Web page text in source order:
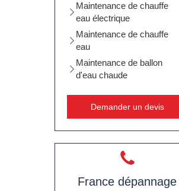
Maintenance de chauffe
eau électrique
Maintenance de chauffe
eau
Maintenance de ballon
d'eau chaude
Demander un devis
France dépannage